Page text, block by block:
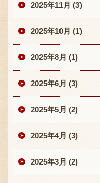
2025年11月 (3)
2025年10月 (1)
2025年8月 (1)
2025年6月 (3)
2025年5月 (2)
2025年4月 (3)
2025年3月 (2)